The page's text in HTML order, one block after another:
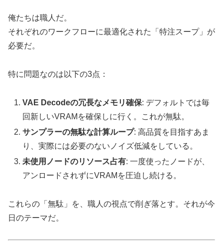
俺たちは職人だ。
それぞれのワークフローに最適化された「特注スープ」が
必要だ。
特に問題なのは以下の3点：
VAE Decodeの冗長なメモリ確保: デフォルトでは毎
回新しいVRAMを確保しに行く。これが無駄。
サンプラーの無駄な計算ループ: 高品質を目指すあま
り、実際には必要のないノイズ低減をしている。
未使用ノードのリソース占有: 一度使ったノードが、
アンロードされずにVRAMを圧迫し続ける。
これらの「無駄」を、職人の視点で削ぎ落とす。それが今
日のテーマだ。